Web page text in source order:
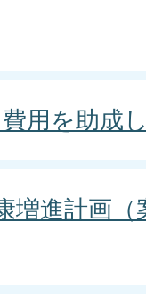
用を助成
増進計画